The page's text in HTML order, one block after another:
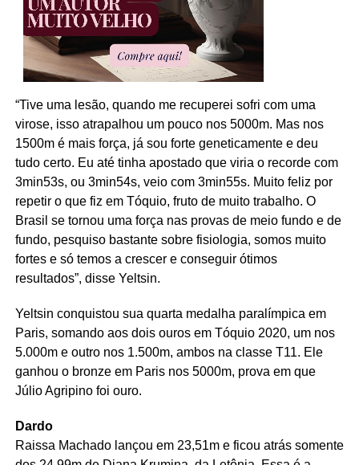
“Tive uma lesão, quando me recuperei sofri com uma
virose, isso atrapalhou um pouco nos 5000m. Mas nos
1500m é mais força, já sou forte geneticamente e deu
tudo certo. Eu até tinha apostado que viria o recorde com
3min53s, ou 3min54s, veio com 3min55s. Muito feliz por
repetir o que fiz em Tóquio, fruto de muito trabalho. O
Brasil se tornou uma força nas provas de meio fundo e de
fundo, pesquiso bastante sobre fisiologia, somos muito
fortes e só temos a crescer e conseguir ótimos
resultados”, disse Yeltsin.
Yeltsin conquistou sua quarta medalha paralímpica em
Paris, somando aos dois ouros em Tóquio 2020, um nos
5.000m e outro nos 1.500m, ambos na classe T11. Ele
ganhou o bronze em Paris nos 5000m, prova em que
Júlio Agripino foi ouro.
Dardo
Raissa Machado lançou em 23,51m e ficou atrás somente